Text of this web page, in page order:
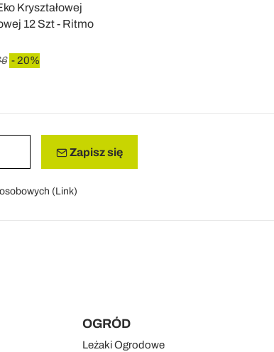
Kryształowej
12 Szt - Ritmo
- 20%
Zapisz się
(Link)
OGRÓD
Leżaki Ogrodowe